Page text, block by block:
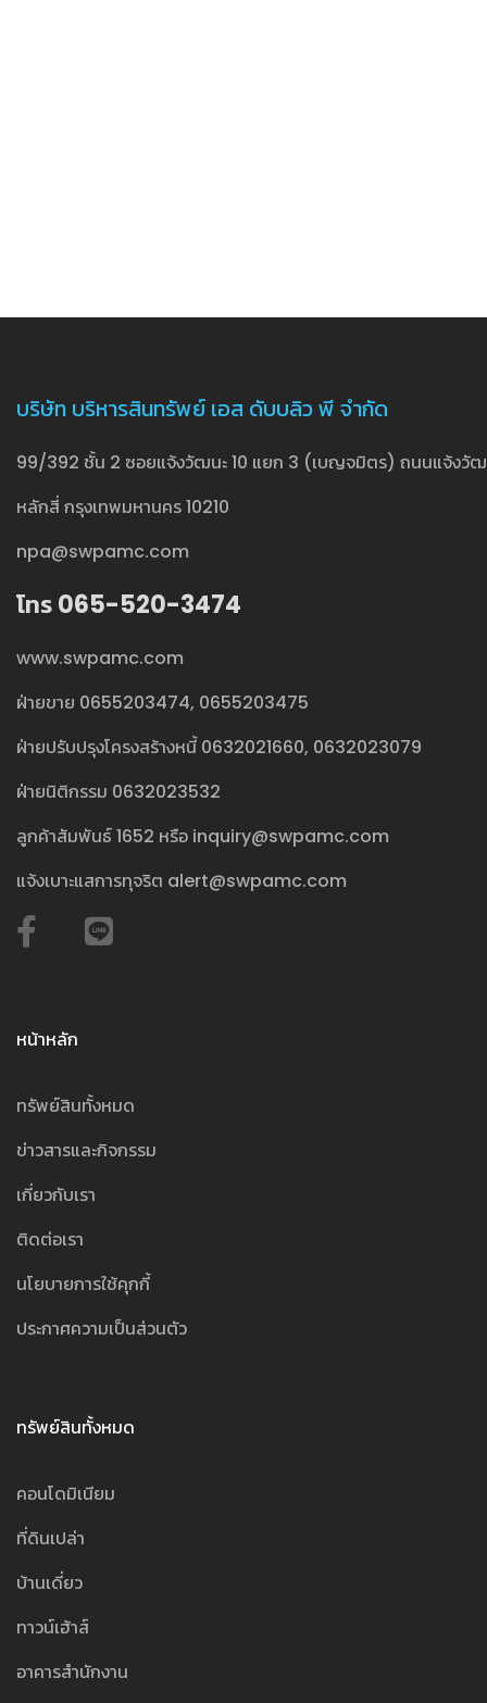
บริษัท บริหารสินทรัพย์ เอส ดับบลิว พี จำกัด
99/392 ชั้น 2 ซอยแจ้งวัฒนะ 10 แยก 3 (เบญจมิตร) ถนนแจ้งวัฒ
หลักสี่ กรุงเทพมหานคร 10210
npa@swpamc.com
โทร 065-520-3474
www.swpamc.com
ฝ่ายขาย 0655203474, 0655203475
ฝ่ายปรับปรุงโครงสร้างหนี้ 0632021660, 0632023079
ฝ่ายนิติกรรม 0632023532
ลูกค้าสัมพันธ์1652 หรือ inquiry@swpamc.com
แจ้งเบาะแสการทุจริต alert@swpamc.com
หน้าหลัก
ทรัพย์สินทั้งหมด
ข่าวสารและกิจกรรม
เกี่ยวกับเรา
ติดต่อเรา
นโยบายการใช้คุกกี้
ประกาศความเป็นส่วนตัว
ทรัพย์สินทั้งหมด
คอนโดมิเนียม
ที่ดินเปล่า
บ้านเดี่ยว
ทาวน์เฮ้าส์
อาคารสำนักงาน